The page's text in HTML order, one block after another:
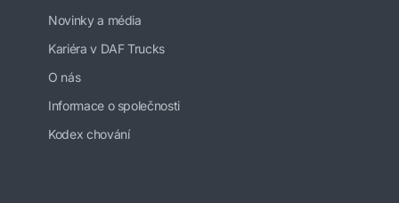
Novinky a média
Kariéra v DAF Trucks
O nás
Informace o společnosti
Kodex chování